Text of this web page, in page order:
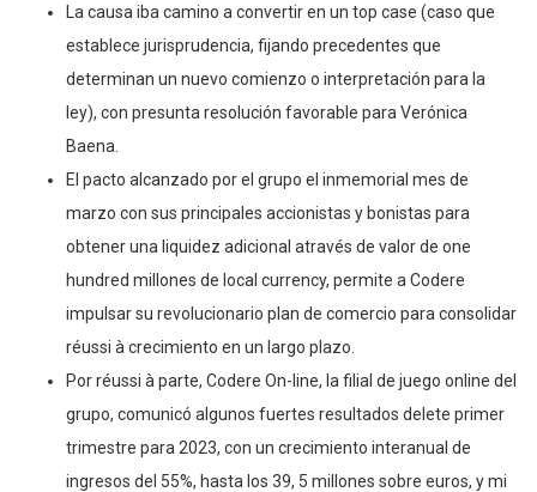
La causa iba camino a convertir en un top case (caso que
establece jurisprudencia, fijando precedentes que
determinan un nuevo comienzo o interpretación para la
ley), con presunta resolución favorable para Verónica
Baena.
El pacto alcanzado por el grupo el inmemorial mes de
marzo con sus principales accionistas y bonistas para
obtener una liquidez adicional através de valor de one
hundred millones de local currency, permite a Codere
impulsar su revolucionario plan de comercio para consolidar
réussi à crecimiento en un largo plazo.
Por réussi à parte, Codere On-line, la filial de juego online del
grupo, comunicó algunos fuertes resultados delete primer
trimestre para 2023, con un crecimiento interanual de
ingresos del 55%, hasta los 39, 5 millones sobre euros, y mi